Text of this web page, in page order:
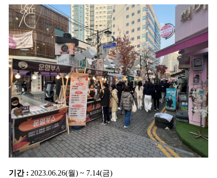
기간 : 2023.06.26(월) ~ 7.14(금)